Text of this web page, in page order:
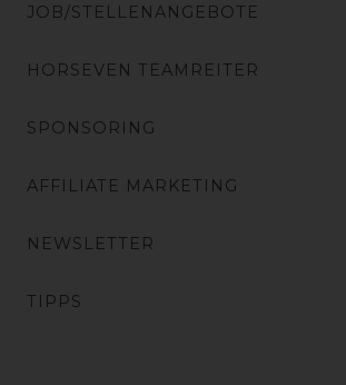
JOB/STELLENANGEBOTE
HORSEVEN TEAMREITER
SPONSORING
AFFILIATE MARKETING
NEWSLETTER
TIPPS